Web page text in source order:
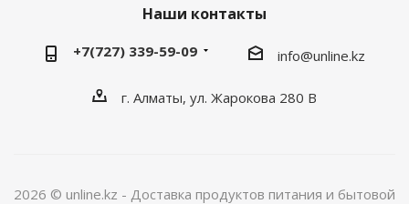
Наши контакты
+7(727) 339-59-09 info@unline.kz
г. Алматы, ул. Жарокова 280 В
2026 © unline.kz - Доставка продуктов питания и бытовой